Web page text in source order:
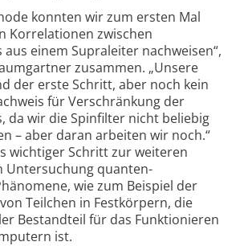
konnten wir zum ersten Mal
Korrelationen zwischen
einem Supraleiter nachweisen“,
zusammen. „Unsere
der erste Schritt, aber noch kein
für Verschränkung der
da wir die Spinfilter nicht beliebig
– aber daran arbeiten wir noch.“
wichtiger Schritt zur weiteren
Untersuchung quanten­
wie zum Beispiel der
Teilchen in Festkörpern, die
Bestandteil für das Funktionieren
ist.